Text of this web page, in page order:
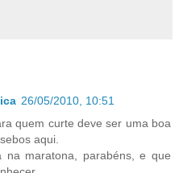
26/05/2010, 10:51
quem curte deve ser uma boa
aqui.
na maratona, parabéns, e que